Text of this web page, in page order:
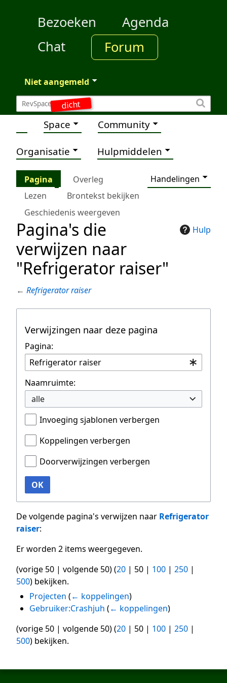
dicht
Bezoeken
Agenda
Chat
Forum
Niet aangemeld
Space Community
Organisatie Hulpmiddelen
Pagina Overleg
Handelingen
Lezen
Brontekst bekijken
Geschiedenis weergeven
Hulp
Pagina's die
verwijzen naar
"Refrigerator raiser"
← Refrigerator raiser
Verwijzingen naar deze pagina
Pagina:
Naamruimte:
alle
Invoeging sjablonen verbergen
Koppelingen verbergen
Doorverwijzingen verbergen
OK
De volgende pagina's verwijzen naar Refrigerator
raiser:
Er worden 2 items weergegeven.
(vorige 50 | volgende 50) (20 | 50 | 100 | 250 |
500) bekijken.
Projecten (← koppelingen)
Gebruiker:Crashjuh (← koppelingen)
(vorige 50 | volgende 50) (20 | 50 | 100 | 250 |
500) bekijken.